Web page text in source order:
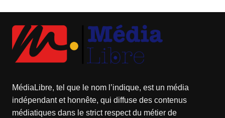
MédiaLibre, tel que le nom l’indique, est un média
indépendant et honnête, qui diffuse des contenus
médiatiques dans le strict respect du métier de